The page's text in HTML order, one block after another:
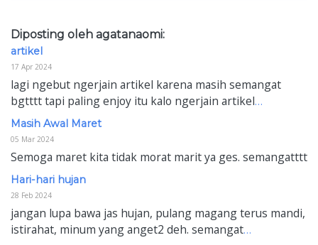
Diposting oleh agatanaomi:
artikel
17 Apr 2024
lagi ngebut ngerjain artikel karena masih semangat
bgtttt tapi paling enjoy itu kalo ngerjain artikel…
Masih Awal Maret
05 Mar 2024
Semoga maret kita tidak morat marit ya ges. semangatttt
Hari-hari hujan
28 Feb 2024
jangan lupa bawa jas hujan, pulang magang terus mandi,
istirahat, minum yang anget2 deh. semangat…